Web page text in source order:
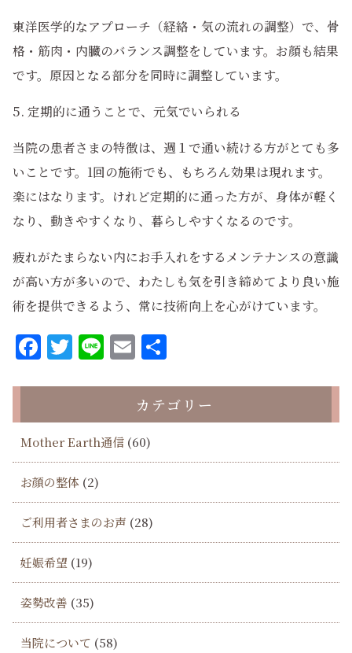
東洋医学的なアプローチ（経絡・気の流れの調整）で、骨
格・筋肉・内臓のバランス調整をしています。お顔も結果
です。原因となる部分を同時に調整しています。
5. 定期的に通うことで、元気でいられる
当院の患者さまの特徴は、週１で通い続ける方がとても多
いことです。1回の施術でも、もちろん効果は現れます。
楽にはなります。けれど定期的に通った方が、身体が軽く
なり、動きやすくなり、暮らしやすくなるのです。
疲れがたまらない内にお手入れをするメンテナンスの意識
が高い方が多いので、わたしも気を引き締めてより良い施
術を提供できるよう、常に技術向上を心がけています。
Facebook
Twitter
LineEmail
カテゴリー
Mother Earth通信 (60)
お顔の整体 (2)
ご利用者さまのお声 (28)
妊娠希望 (19)
姿勢改善 (35)
当院について (58)